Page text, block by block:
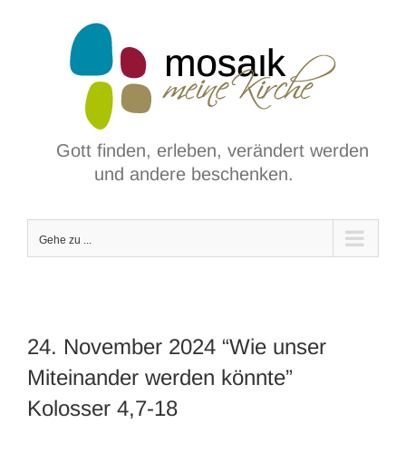
Gott finden, erleben, verändert werden
und andere beschenken.
Gehe zu ...
24. November 2024 “Wie unser
Miteinander werden könnte”
Kolosser 4,7-18